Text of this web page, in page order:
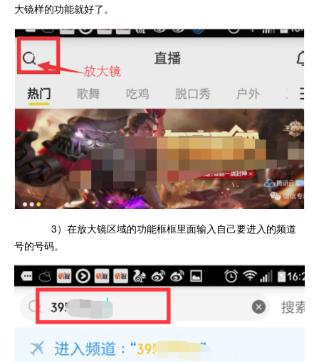
大镜样的功能就好了。
3）在放大镜区域的功能框框里面输入自己要进入的频道
号的号码。